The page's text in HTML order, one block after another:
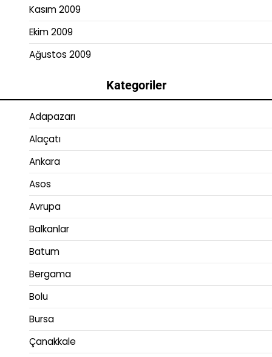
Kasım 2009
Ekim 2009
Ağustos 2009
Kategoriler
Adapazarı
Alaçatı
Ankara
Asos
Avrupa
Balkanlar
Batum
Bergama
Bolu
Bursa
Çanakkale